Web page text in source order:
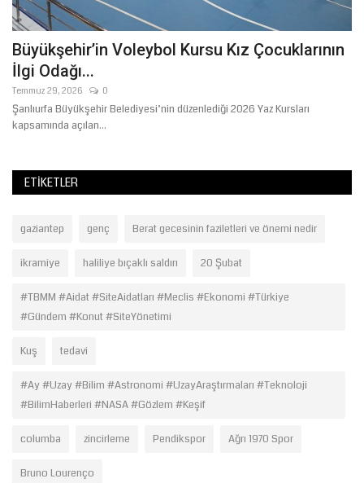
Büyükşehir’in Voleybol Kursu Kız Çocuklarının
İlgi Odağı...
Temmuz 29, 2026 0
Şanlıurfa Büyükşehir Belediyesi’nin düzenlediği 2026 Yaz Kursları
kapsamında açılan...
ETIKETLER
gaziantep genç Berat gecesinin faziletleri ve önemi nedir
ikramiye haliliye bıçaklı saldırı 20 Şubat
#TBMM #Aidat #SiteAidatları #Meclis #Ekonomi #Türkiye
#Gündem #Konut #SiteYönetimi
Kuş tedavi
#Ay #Uzay #Bilim #Astronomi #UzayAraştırmaları #Teknoloji
#BilimHaberleri #NASA #Gözlem #Keşif
columba zincirleme Pendikspor Ağrı 1970 Spor
Bruno Lourenço